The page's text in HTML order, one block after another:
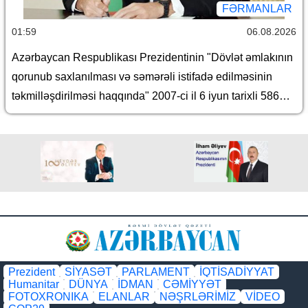
FƏRMANLAR
01:59 06.08.2026
Azərbaycan Respublikası Prezidentinin "Dövlət əmlakının
qorunub saxlanılması və səmərəli istifadə edilməsinin
təkmilləşdirilməsi haqqında" 2007-ci il 6 iyun tarixli 586
nömrəli və "Azərbaycan Respublikası İqtisadiyyat
Respublikasının İqtisadiyyat Nazirliyi haqqında
Əsasnamə"nin təsdiqi və "Azərbaycan Respublikası
fəaliyyətinin təkmilləşdirilməsi ilə bağlı tədbirlər haqqında"
Azərbaycan Respublikası Prezidentinin 2006-cı il 28
dekabr tarixli 504 nömrəli Fərmanında dəyişikliklər
edilməsi barədə" 2014-cü il 20 fevral tarixli 111 nömrəli
Prezident SİYASƏT PARLAMENT
İQTİSADİYYAT
Humanitar
DÜNYA İDMAN
CƏMİYYƏT
FOTOXRONIKA
ELANLAR NƏŞRLƏRİMİZ
VİDEO